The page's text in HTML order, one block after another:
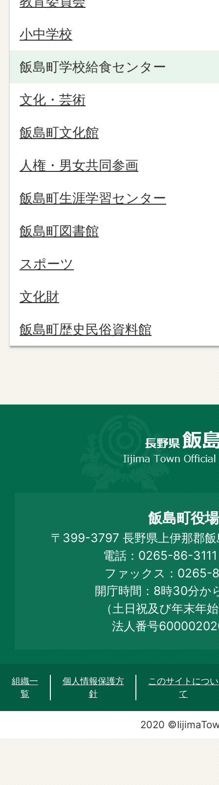
小中学校
飯島町学校給食センター
文化・芸術
飯島町文化館
人権・男女共同参画
飯島町生涯学習センター
飯島町図書館
スポーツ
文化財
飯島町歴史民俗資料館
Town
Official
Site
飯島町役場
〒399-3797 長野県上伊那郡
電話：0265-86-
ファックス：0265-
開庁時間：8時30分か
（土日祝及び年末年
法人番号
組織一
覧
個人情報保護方
針
このサイトについ
て
2020